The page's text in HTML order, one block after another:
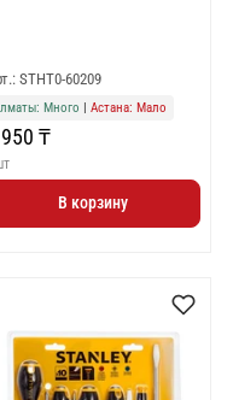
STHT0-60209
Много | Астана: Мало
₸
В корзину